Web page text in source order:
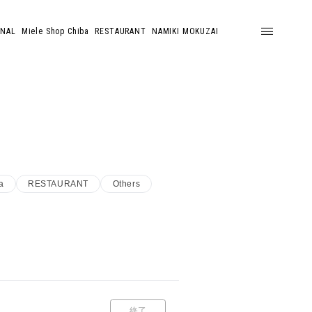
Miele Shop Chiba RESTAURANT NAMIKI MOKUZAI
RESTAURANT Others